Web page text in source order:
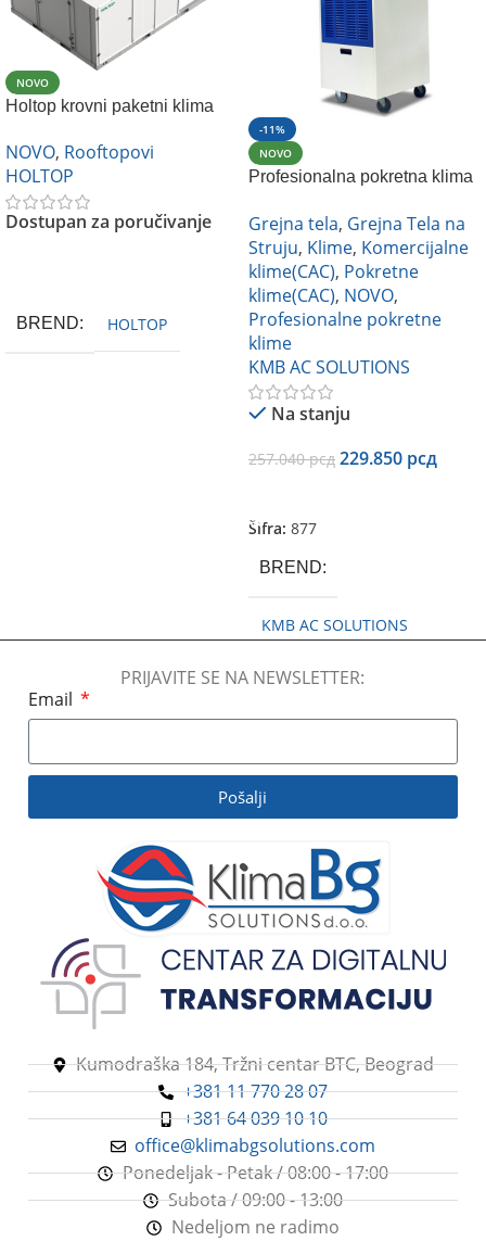
NOVO
Holtop krovni paketni klima
NOVO, Rooftopovi
HOLTOP
Dostupan za poručivanje
BREND HOLTOP
-11%
NOVO
Profesionalna pokretna klima
Grejna tela, Grejna Tela na
Struju, Klime, Komercijalne
klime(CAC), Pokretne
klime(CAC), NOVO,
Profesionalne pokretne
klime
KMB AC SOLUTIONS
Na stanju
257.040рсд 229.850 рсд
Šifra: 877
BREND
KMB AC SOLUTIONS
PRIJAVITE SE NA NEWSLETTER:
Email
Pošalji
Kumodraška 184, Tržni centar BTC, Beograd
+381 11 770 28 07
+381 64 039 10 10
office@klimabgsolutions.com
Ponedeljak - Petak / 08:00 - 17:00
Subota / 09:00 - 13:00
Nedeljom ne radimo